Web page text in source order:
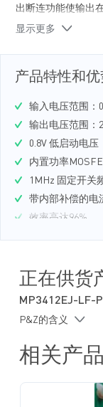
出断连功能使输出
动期间的浪涌电流
显示更多
产品特性和优
输入电压范围：
输出电压范围：
0.8V 低启动电压
内置功率
1MHz 固定开关
带内部补偿的电
效率高达96%
真正的输出负载
采用 TSOT23-6 封
正在供货
MP3412EJ-LF-
P&Z的含义
相关产品